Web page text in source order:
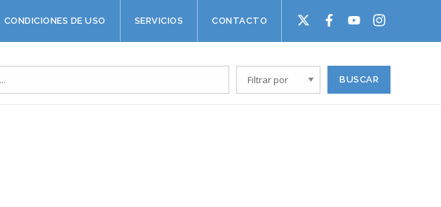
CONDICIONES DE USO SERVICIOS CONTACTO